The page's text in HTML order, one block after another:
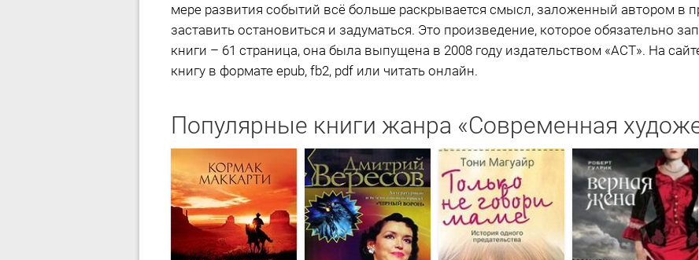
мере развития событий всё больше раскрывается смысл, заложенный автором в
заставить остановиться и задуматься. Это произведение, которое обязательно
книги – 61 страница, она была выпущена в 2008 году издательством «АСТ». На
книгу в формате epub, fb2, pdf или читать онлайн.
Популярные книги жанра «Современная